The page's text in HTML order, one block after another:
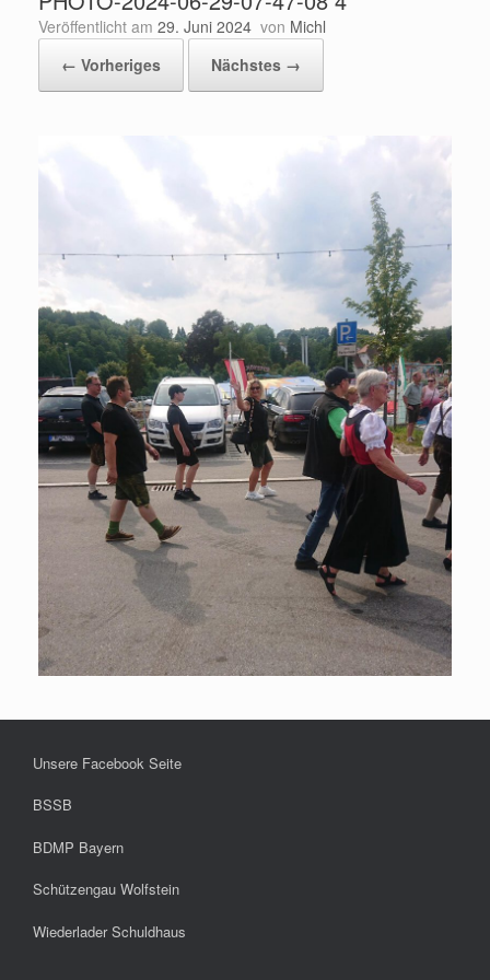
Veröffentlicht am 29. Juni 2024 von Michl
← Vorheriges
Nächstes →
Unsere Facebook Seite
BSSB
BDMP Bayern
Schützengau Wolfstein
Wiederlader Schuldhaus